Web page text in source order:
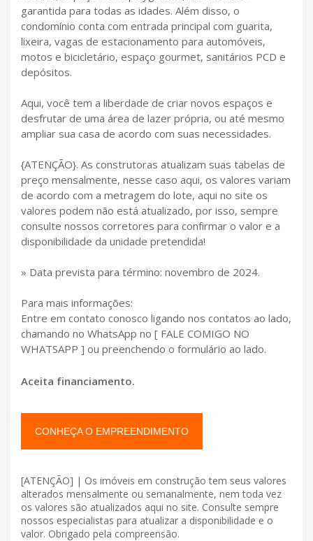
garantida para todas as idades. Além disso, o
condomínio conta com entrada principal com guarita,
lixeira, vagas de estacionamento para automóveis,
motos e bicicletário, espaço gourmet, sanitários PCD e
depósitos.
Aqui, você tem a liberdade de criar novos espaços e
desfrutar de uma área de lazer própria, ou até mesmo
ampliar sua casa de acordo com suas necessidades.
{ATENÇÃO}. As construtoras atualizam suas tabelas de
preço mensalmente, nesse caso aqui, os valores variam
de acordo com a metragem do lote, aqui no site os
valores podem não está atualizado, por isso, sempre
consulte nossos corretores para confirmar o valor e a
disponibilidade da unidade pretendida!
» Data prevista para término: novembro de 2024.
Para mais informações:
Entre em contato conosco ligando nos contatos ao lado,
chamando no WhatsApp no [ FALE COMIGO NO
WHATSAPP ] ou preenchendo o formulário ao lado.
Aceita financiamento.
CONHEÇA O EMPREENDIMENTO
[ATENÇÃO] | Os imóveis em construção tem seus valores
alterados mensalmente ou semanalmente, nem toda vez
os valores são atualizados aqui no site. Consulte sempre
nossos especialistas para atualizar a disponibilidade e o
valor. Obrigado pela compreensão.